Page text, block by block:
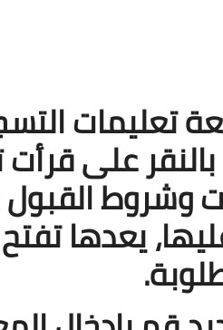
تعليمات
على
وشروط
يعدها